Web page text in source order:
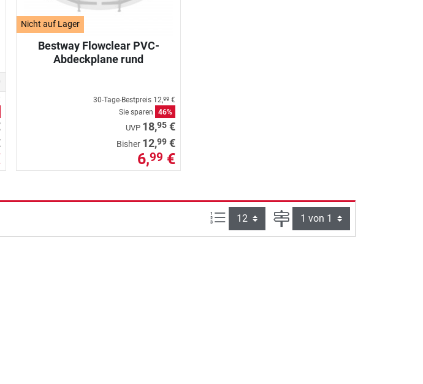
Nicht auf Lager
Bestway Flowclear PVC-
Abdeckplane rund
30-Tage-Bestpreis 12,99 €
Sie sparen
46%
UVP 18,95 €
Bisher 12,99 €
6,99 €
Artikel pro Seite: Seite